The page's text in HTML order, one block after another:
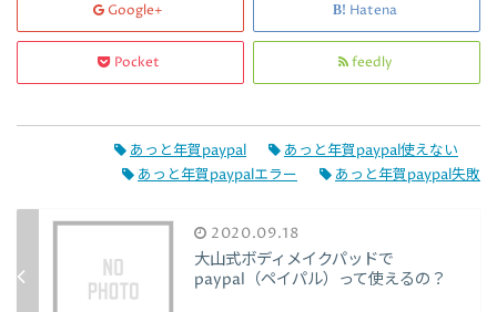
Google+ Hatena
Pocket feedly
あっと年賀paypal
あっと年賀paypal使えない
あっと年賀paypalエラー
あっと年賀paypal失敗
2020.09.18
大山式ボディメイクパッドで
paypal（ペイパル）って使えるの？